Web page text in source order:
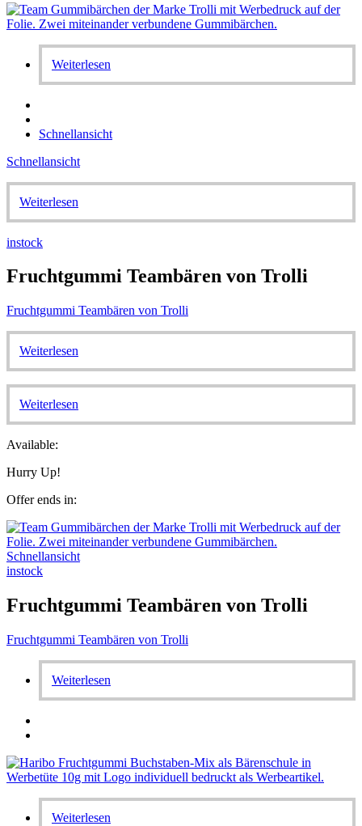
Weiterlesen
Schnellansicht
Schnellansicht
Weiterlesen
instock
Fruchtgummi Teambären von Trolli
Fruchtgummi Teambären von Trolli
Weiterlesen
Weiterlesen
Available:
Hurry Up!
Offer ends in:
Schnellansicht
instock
Fruchtgummi Teambären von Trolli
Fruchtgummi Teambären von Trolli
Weiterlesen
Weiterlesen